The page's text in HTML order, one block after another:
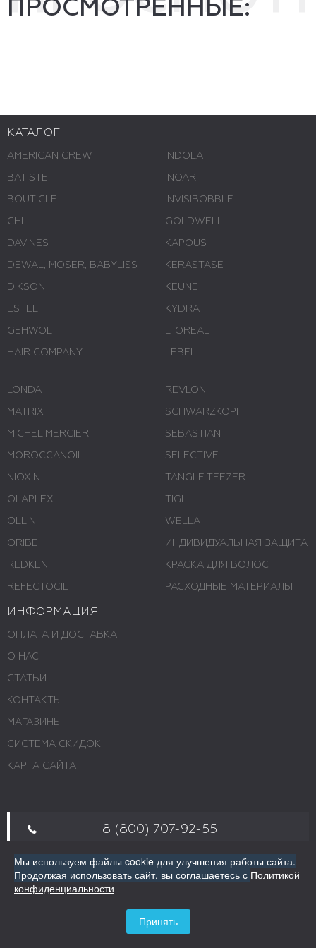
ПРОСМОТРЕННЫЕ:
КАТАЛОГ
AMERICAN CREW
BATISTE
BOUTICLE
CHI
DAVINES
DEWAL, MOSER, BABYLISS
DIKSON
ESTEL
GEHWOL
HAIR COMPANY
INDOLA
INOAR
INVISIBOBBLE
GOLDWELL
KAPOUS
KERASTASE
KEUNE
KYDRA
L 'ОREAL
LEBEL
LONDA
MATRIX
MICHEL MERCIER
MOROCCANOIL
NIOXIN
OLAPLEX
OLLIN
ORIBE
REDKEN
REFECTOCIL
REVLON
SCHWARZKOPF
SEBASTIAN
SELECTIVE
TANGLE TEEZER
TIGI
WELLA
ИНДИВИДУАЛЬНАЯ ЗАЩИТА
КРАСКА ДЛЯ ВОЛОС
РАСХОДНЫЕ МАТЕРИАЛЫ
ИНФОРМАЦИЯ
ОПЛАТА И ДОСТАВКА
О НАС
СТАТЬИ
КОНТАКТЫ
МАГАЗИНЫ
СИСТЕМА СКИДОК
КАРТА САЙТА
8 (800) 707-92-55
Пн - Пт 10:00 - 19:00; Сб 10:00 - 16:00; Вс -
выходной. Звоните
г. Москва, ул. Авиамоторная, 69
Мы используем файлы cookie для улучшения работы сайта.
Продолжая использовать сайт, вы соглашаетесь с Политикой
конфиденциальности
Принять